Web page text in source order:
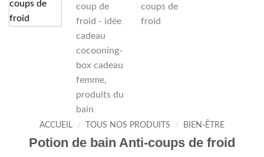
ACCUEIL / TOUS NOS PRODUITS / BIEN-ÊTRE
Potion de bain Anti-coups de froid